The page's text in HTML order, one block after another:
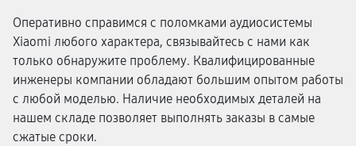
Оперативно справимся с поломками аудиосистемы
Xiaomi любого характера, связывайтесь с нами как
только обнаружите проблему. Квалифицированные
инженеры компании обладают большим опытом работы
с любой моделью. Наличие необходимых деталей на
нашем складе позволяет выполнять заказы в самые
сжатые сроки.